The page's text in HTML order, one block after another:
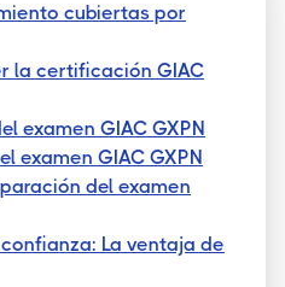
cubiertas por
la certificación GIAC
examen GIAC GXPN
examen GIAC GXPN
del examen
La ventaja de